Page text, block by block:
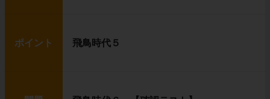
ポイント 飛鳥時代５